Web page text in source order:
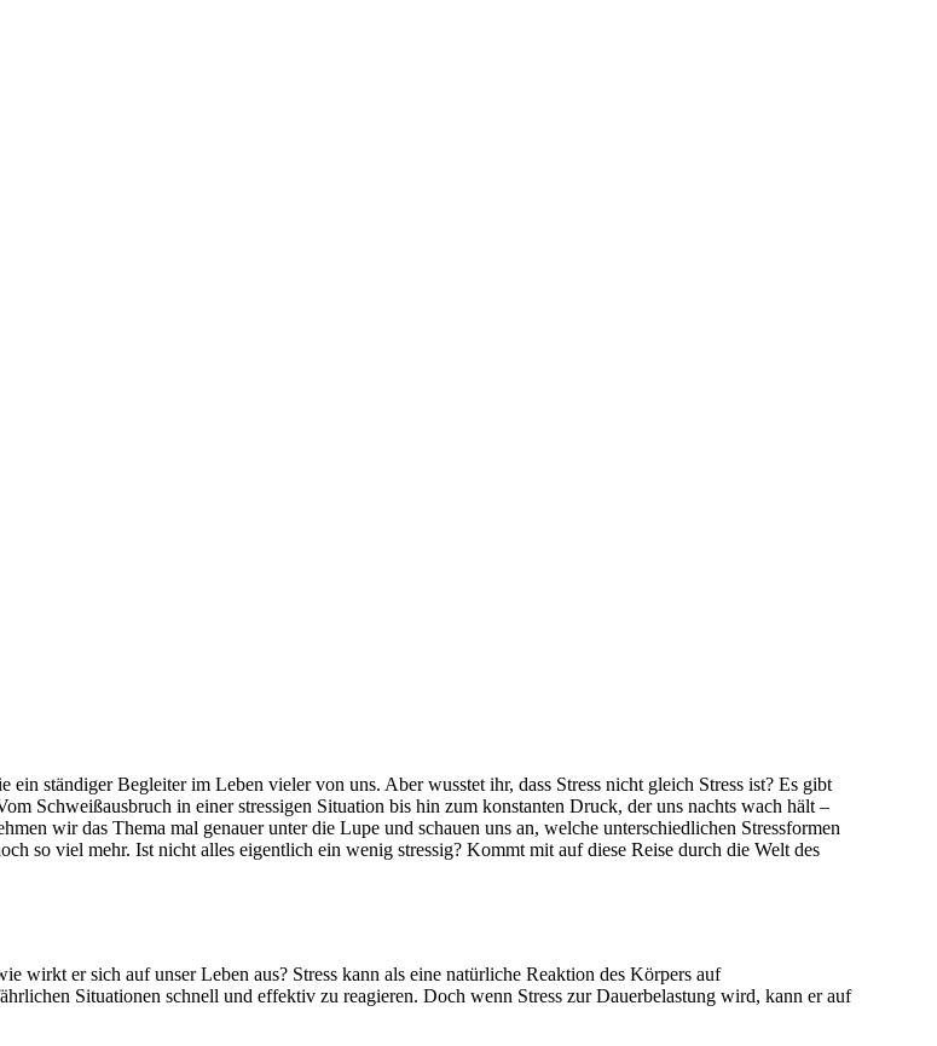
ständiger Begleiter im Leben vieler von uns. Aber wusstet ihr, dass Stress nicht gleich Stress ist? Es gibt
Schweißausbruch in einer stressigen Situation bis hin zum konstanten Druck, der uns nachts wach hält –
wir das Thema mal genauer unter die Lupe und schauen uns an, welche unterschiedlichen Stressformen
so viel mehr. Ist nicht alles eigentlich ein wenig stressig? Kommt mit auf diese Reise durch die Welt des
wirkt er sich auf unser Leben aus? Stress kann als eine natürliche Reaktion des Körpers auf
Situationen schnell und effektiv zu reagieren. Doch wenn Stress zur Dauerbelastung wird, kann er auf